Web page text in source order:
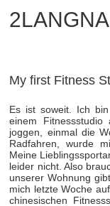
My first Fitness
Es ist soweit. Ich
einem
joggen, einmal die
Radfahren, wurde
Meine
leider nicht. Also
unserer Wohnung
mich letzte Woche
chinesischen